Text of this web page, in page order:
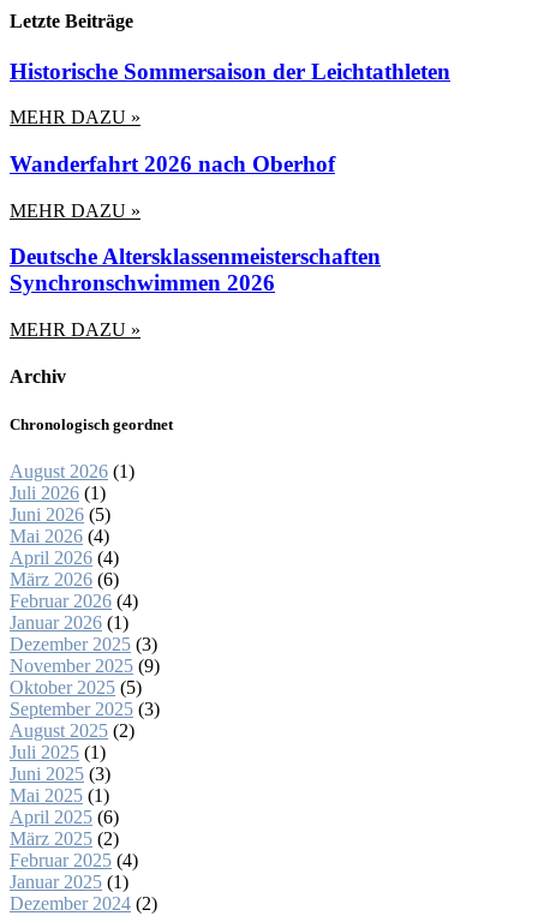
Letzte Beiträge
Historische Sommersaison der Leichtathleten
MEHR DAZU »
Wanderfahrt 2026 nach Oberhof
MEHR DAZU »
Deutsche Altersklassenmeisterschaften
Synchronschwimmen 2026
MEHR DAZU »
Archiv
Chronologisch geordnet
August 2026 (1)
Juli 2026 (1)
Juni 2026 (5)
Mai 2026 (4)
April 2026 (4)
März 2026 (6)
Februar 2026 (4)
Januar 2026 (1)
Dezember 2025 (3)
November 2025 (9)
Oktober 2025 (5)
September 2025 (3)
August 2025 (2)
Juli 2025 (1)
Juni 2025 (3)
Mai 2025 (1)
April 2025 (6)
März 2025 (2)
Februar 2025 (4)
Januar 2025 (1)
Dezember 2024 (2)